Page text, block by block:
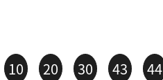
10 20 30 43 44